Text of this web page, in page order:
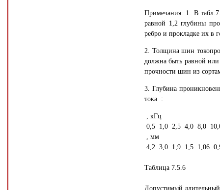
Примечания: 1. В
равной 1,2 глубины
ребро и прокладке их в
2. Толщина шин
должна быть равной или
прочности шин из
3. Глубина
тока :
, кГц
0,5 1,0 2,5 4,0 8,0
, мм
4,2 3,0 1,9 1,5 1,06
Таблица 7.5.6
Допустимый